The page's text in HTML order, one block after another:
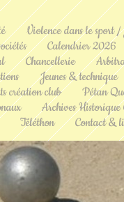
Violence dans le sport
Calendrier 2026
Chancellerie
Jeunes & technique
création club
Pétan
Archives
Téléthon Contact &